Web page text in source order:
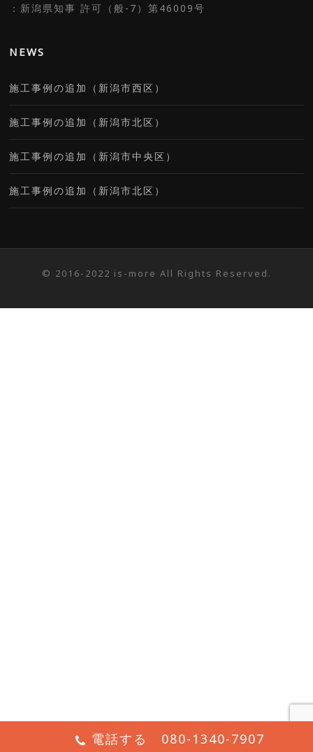
：新潟県知事 許可（般-7）第46009号
NEWS
施工事例の追加（新潟市西区）
施工事例の追加（新潟市北区）
施工事例の追加（新潟市中央区）
施工事例の追加（新潟市北区）
© 2016-2022 is-more All Rights Reserved.
電話する 080-1340-7907